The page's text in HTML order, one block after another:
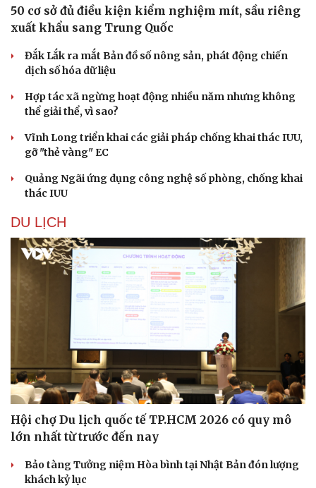
50 cơ sở đủ điều kiện kiểm nghiệm mít, sầu riêng
xuất khẩu sang Trung Quốc
Đắk Lắk ra mắt Bản đồ số nông sản, phát động chiến
dịch số hóa dữ liệu
Hợp tác xã ngừng hoạt động nhiều năm nhưng không
thể giải thể, vì sao?
Vĩnh Long triển khai các giải pháp chống khai thác IUU,
gỡ "thẻ vàng" EC
Quảng Ngãi ứng dụng công nghệ số phòng, chống khai
thác IUU
DU LỊCH
Hội chợ Du lịch quốc tế TP.HCM 2026 có quy mô
lớn nhất từ trước đến nay
Bảo tàng Tưởng niệm Hòa bình tại Nhật Bản đón lượng
khách kỷ lục